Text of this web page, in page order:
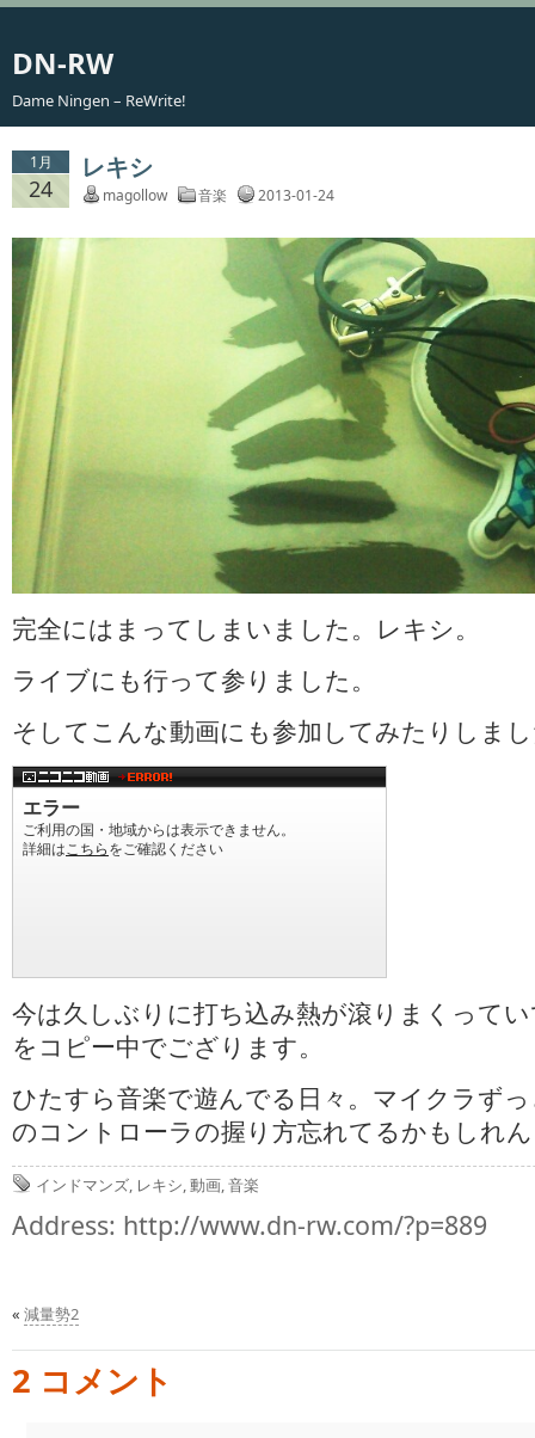
DN-RW
Dame Ningen – ReWrite!
1月
24
レキシ
magollow 音楽 2013-01-24
完全にはまってしまいました。レキシ。
ライブにも行って参りました。
そしてこんな動画にも参加してみたりしま
今は久しぶりに打ち込み熱が滾りまくって
をコピー中でござります。
ひたすら音楽で遊んでる日々。マイクラず
のコントローラの握り方忘れてるかもしれ
インドマンズ, レキシ,動画,音楽
Address: http://www.dn-rw.com/?p=889
« 減量勢2
2 コメント